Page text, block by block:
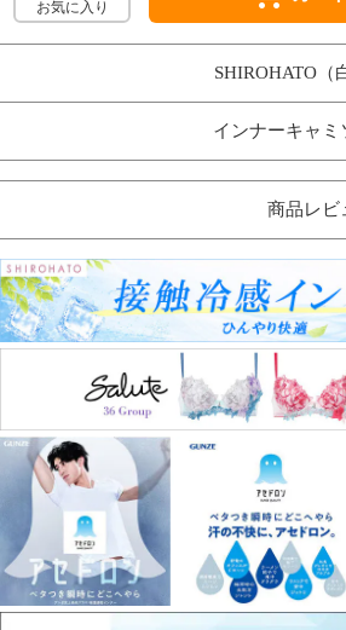
お気に入り
SHIROHATO（
インナーキャミ
商品レビ